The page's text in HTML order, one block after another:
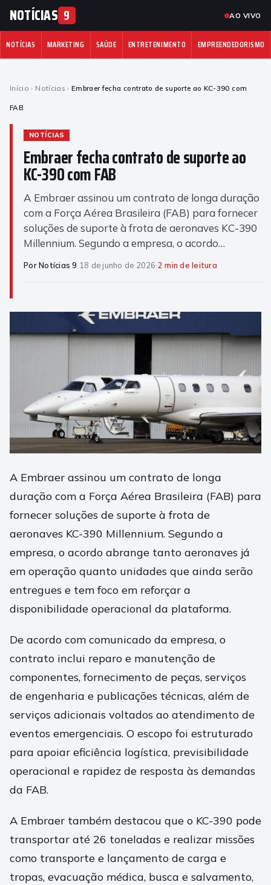
NOTÍCIAS 9 AO VIVO
NOTÍCIAS MARKETING SAÚDE ENTRETENIMENTO EMPREENDEDORISMO
Início › Notícias › Embraer fecha contrato de suporte ao KC-390 com
FAB
NOTÍCIAS
Embraer fecha contrato de suporte ao
KC-390 com FAB
A Embraer assinou um contrato de longa duração
com a Força Aérea Brasileira (FAB) para fornecer
soluções de suporte à frota de aeronaves KC-390
Millennium. Segundo a empresa, o acordo…
Por Notícias 9·18 de junho de 2026·2 min de leitura
A Embraer assinou um contrato de longa
duração com a Força Aérea Brasileira (FAB) para
fornecer soluções de suporte à frota de
aeronaves KC-390 Millennium. Segundo a
empresa, o acordo abrange tanto aeronaves já
em operação quanto unidades que ainda serão
entregues e tem foco em reforçar a
disponibilidade operacional da plataforma.
De acordo com comunicado da empresa, o
contrato inclui reparo e manutenção de
componentes, fornecimento de peças, serviços
de engenharia e publicações técnicas, além de
serviços adicionais voltados ao atendimento de
eventos emergenciais. O escopo foi estruturado
para apoiar eficiência logística, previsibilidade
operacional e rapidez de resposta às demandas
da FAB.
A Embraer também destacou que o KC-390 pode
transportar até 26 toneladas e realizar missões
como transporte e lançamento de carga e
tropas, evacuação médica, busca e salvamento,